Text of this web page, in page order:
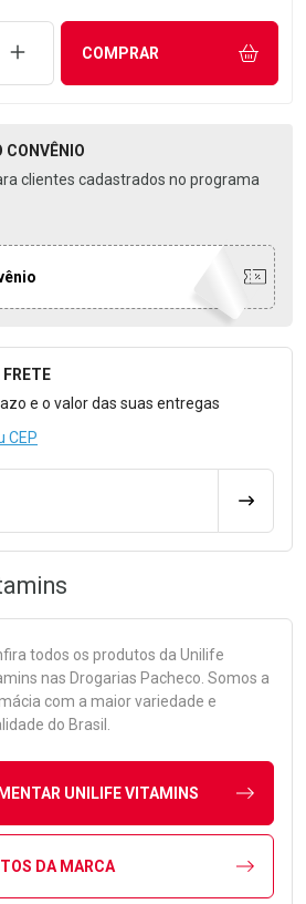
AUMENTAR UMA UNIDADE
COMPRAR
CONVÊNIO
clientes cadastrados no programa
o Frete
e o valor das suas entregas
CEP
todos os produtos da Unilife
nas Drogarias Pacheco. Somos a
com a maior variedade e
do Brasil.
UNILIFE VITAMINS
DA MARCA